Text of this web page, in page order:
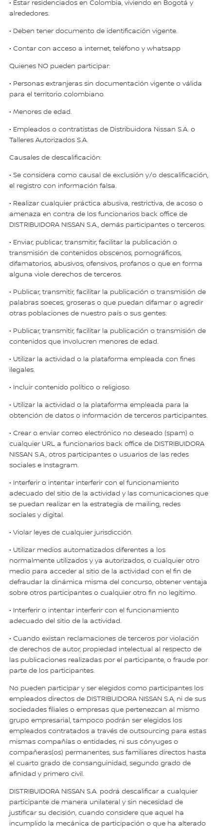
• Estar residenciados en Colombia, viviendo en Bogotá y
alrededores.
• Deben tener documento de identificación vigente.
• Contar con acceso a internet, teléfono y whatsapp
Quienes NO pueden participar:
• Personas extranjeras sin documentación vigente o válida
para el territorio colombiano
• Menores de edad.
• Empleados o contratistas de Distribuidora Nissan S.A. o
Talleres Autorizados S.A.
Causales de descalificación:
• Se considera como causal de exclusión y/o descalificación,
el registro con información falsa.
• Realizar cualquier práctica abusiva, restrictiva, de acoso o
amenaza en contra de los funcionarios back office de
DISTRIBUIDORA NISSAN S.A., demás participantes o terceros.
• Enviar, publicar, transmitir, facilitar la publicación o
transmisión de contenidos obscenos, pornográficos,
difamatorios, abusivos, ofensivos, profanos o que en forma
alguna viole derechos de terceros.
• Publicar, transmitir, facilitar la publicación o transmisión de
palabras soeces, groseras o que puedan difamar o agredir
otras poblaciones de nuestro país o sus gentes.
• Publicar, transmitir, facilitar la publicación o transmisión de
contenidos que involucren menores de edad.
• Utilizar la actividad o la plataforma empleada con fines
ilegales.
• Incluir contenido político o religioso.
• Utilizar la actividad o la plataforma empleada para la
obtención de datos o información de terceros participantes.
• Crear o enviar correo electrónico no deseado (spam) o
cualquier URL a funcionarios back office de DISTRIBUIDORA
NISSAN S.A., otros participantes o usuarios de las redes
sociales e Instagram.
• Interferir o intentar interferir con el funcionamiento
adecuado del sitio de la actividad y las comunicaciones que
se puedan realizar en la estrategia de mailing, redes
sociales y digital.
• Violar leyes de cualquier jurisdicción.
• Utilizar medios automatizados diferentes a los
normalmente utilizados y ya autorizados, o cualquier otro
medio para acceder al sitio de la actividad con el fin de
defraudar la dinámica misma del concurso, obtener ventaja
sobre otros participantes o cualquier otro fin no legítimo.
• Interferir o intentar interferir con el funcionamiento
adecuado del sitio de la actividad.
• Cuando existan reclamaciones de terceros por violación
de derechos de autor, propiedad intelectual al respecto de
las publicaciones realizadas por el participante, o fraude por
parte de los participantes.
No pueden participar y ser elegidos como participantes los
empleados directos de DISTRIBUIDORA NISSAN S.A, ni de sus
sociedades filiales o empresas que pertenezcan al mismo
grupo empresarial, tampoco podrán ser elegidos los
empleados contratados a través de outsourcing para estas
mismas compañías o entidades, ni sus cónyuges o
compañeras(os) permanentes, sus familiares directos hasta
el cuarto grado de consanguinidad, segundo grado de
afinidad y primero civil.
DISTRIBUIDORA NISSAN S.A. podrá descalificar a cualquier
participante de manera unilateral y sin necesidad de
justificar su decisión, cuando considere que aquel ha
incumplido la mecánica de participación o que ha alterado